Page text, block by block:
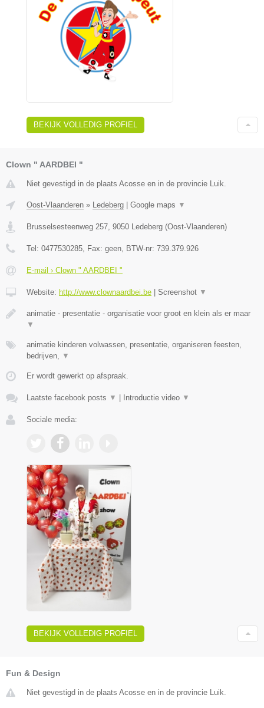
BEKIJK VOLLEDIG PROFIEL
Clown " AARDBEI "
Niet gevestigd in de plaats Acosse en in de provincie Luik.
Oost-Vlaanderen » Ledeberg | Google maps ▼
Brusselsesteenweg 257 9050 Ledeberg (Oost-Vlaanderen)
Tel: 0477530285 , Fax: geen , BTW-nr: 739.379.926
E-mail › Clown " AARDBEI "
Website: http://www.clownaardbei.be | Screenshot ▼
animatie - presentatie - organisatie voor groot en klein als er maar
▼
animatie kinderen volwassen, presentatie, organiseren feesten,
bedrijven,
▼
Er wordt gewerkt op afspraak.
Laatste facebook posts ▼ | Introductie video ▼
Sociale media:
BEKIJK VOLLEDIG PROFIEL
Fun & Design
Niet gevestigd in de plaats Acosse en in de provincie Luik.